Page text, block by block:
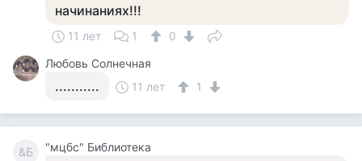
начинаниях!!!
11 лет 1
0
Любовь Солнечная
........... 11 лет 1
&Б "мцбс" Библиотека